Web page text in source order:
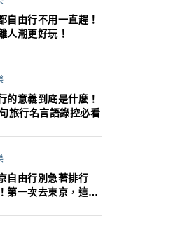
自由行不用一直趕！
人潮更好玩！
的意義到底是什麼！
旅行名言語錄控必看
自由行別急著排行
第一次去東京，這10